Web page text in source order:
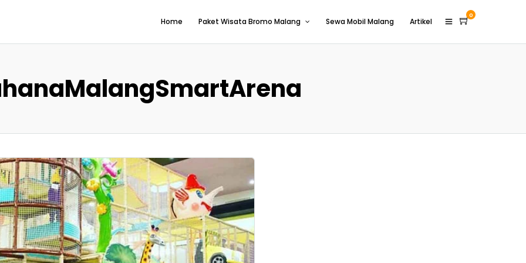
Home Paket Wisata Bromo Malang Sewa Mobil Malang Artikel
0